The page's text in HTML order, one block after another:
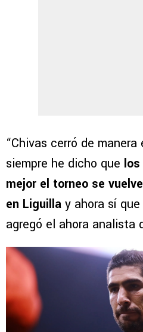
“Chivas cerró de
siempre he dicho que
mejor el torneo se
en Liguilla y ahora sí
agregó el ahora analista